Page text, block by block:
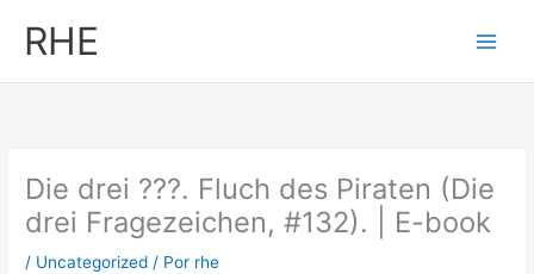
RHE
Die drei ???. Fluch des Piraten (Die
drei Fragezeichen, #132). | E-book
/ Uncategorized / Por rhe